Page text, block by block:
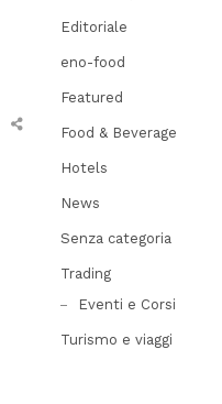
Share
Editoriale
eno-food
Featured
Food & Beverage
Hotels
News
Senza categoria
Trading
Eventi e Corsi
Turismo e viaggi